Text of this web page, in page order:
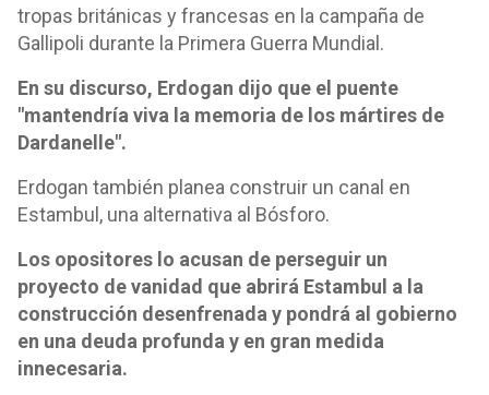
tropas británicas y francesas en la campaña de
Gallipoli durante la Primera Guerra Mundial.
En su discurso, Erdogan dijo que el puente
"mantendría viva la memoria de los mártires de
Dardanelle".
Erdogan también planea construir un canal en
Estambul, una alternativa al Bósforo.
Los opositores lo acusan de perseguir un
proyecto de vanidad que abrirá Estambul a la
construcción desenfrenada y pondrá al gobierno
en una deuda profunda y en gran medida
innecesaria.